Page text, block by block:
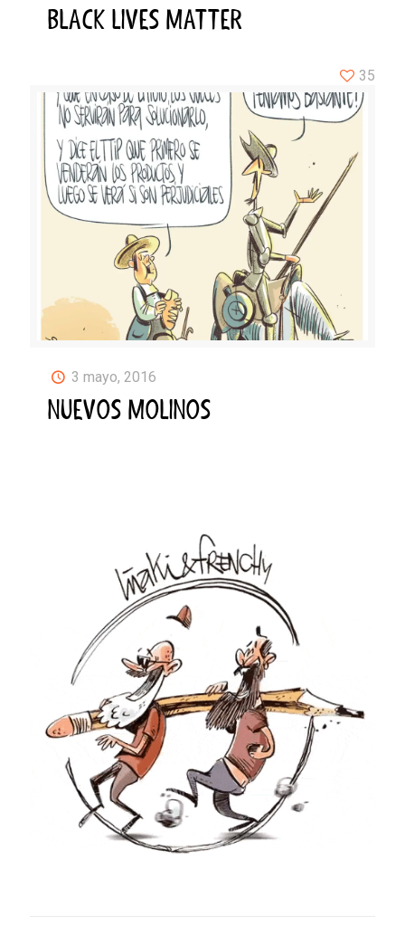
BLACK LIVES MATTER
3 mayo, 2016
NUEVOS MOLINOS
35